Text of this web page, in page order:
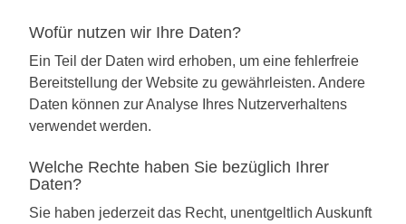
Wofür nutzen wir Ihre Daten?
Ein Teil der Daten wird erhoben, um eine fehlerfreie
Bereitstellung der Website zu gewährleisten. Andere
Daten können zur Analyse Ihres Nutzerverhaltens
verwendet werden.
Welche Rechte haben Sie bezüglich Ihrer
Daten?
Sie haben jederzeit das Recht, unentgeltlich Auskunft